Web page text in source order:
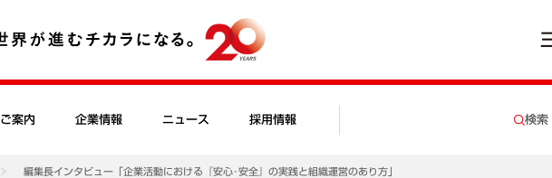
ご案内 企業情報 ニュース 採用情報 検索
編集長インタビュー「企業活動における『安心･安全』の実践と組織運営のあり方」